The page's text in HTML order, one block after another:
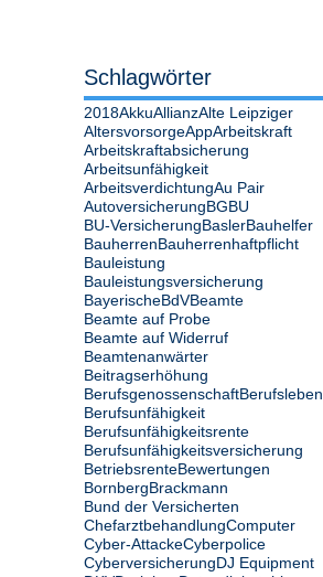
Schlagwörter
2018AkkuAllianzAlte Leipziger
AltersvorsorgeAppArbeitskraft
Arbeitskraftabsicherung
Arbeitsunfähigkeit
ArbeitsverdichtungAu Pair
AutoversicherungBGBU
BU-VersicherungBaslerBauhelfer
BauherrenBauherrenhaftpflicht
Bauleistung
Bauleistungsversicherung
BayerischeBdVBeamte
Beamte auf Probe
Beamte auf Widerruf
Beamtenanwärter
Beitragserhöhung
BerufsgenossenschaftBerufsleben
Berufsunfähigkeit
Berufsunfähigkeitsrente
Berufsunfähigkeitsversicherung
BetriebsrenteBewertungen
BornbergBrackmann
Bund der Versicherten
ChefarztbehandlungComputer
Cyber-AttackeCyberpolice
CyberversicherungDJ Equipment